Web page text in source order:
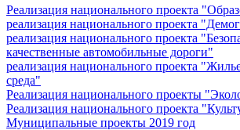
Реализация национального проекта
реализация национального проекта
реализация национального проекта
качественные автомобильные дороги"
реализация национального проекта
среда"
Реализация национального проекты
Реализация национального проекта
Муниципальные проекты 2019 год